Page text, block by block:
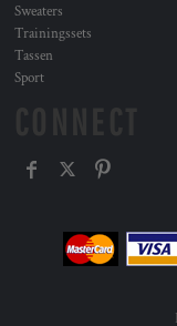
Sweaters
Trainingssets
Tassen
Sport